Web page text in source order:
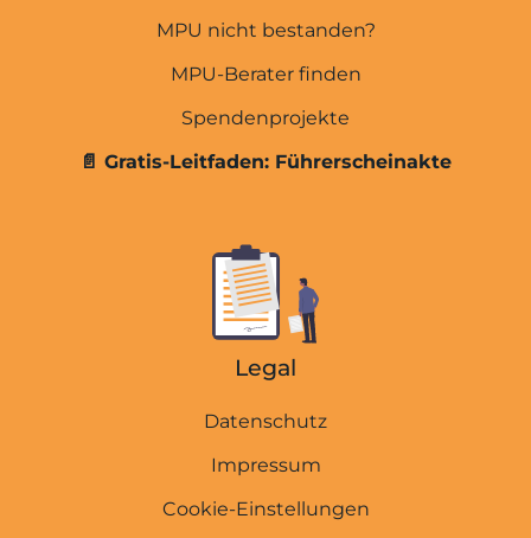
MPU nicht bestanden?
MPU-Berater finden
Spendenprojekte
📄 Gratis-Leitfaden: Führerscheinakte
Legal
Datenschutz
Impressum
Cookie-Einstellungen
MPU wegen Punkten
MPU wegen Cannabis
MPU wegen Alkohol
Abstinenznachweise